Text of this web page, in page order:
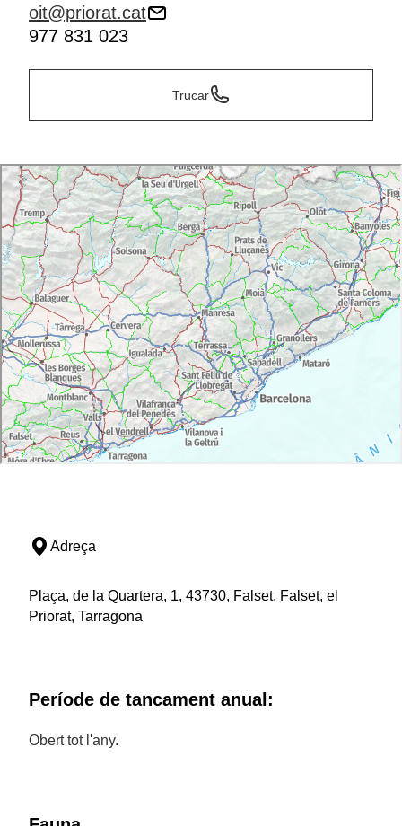
oit@priorat.cat
977 831 023
Trucar
Adreça
Plaça, de la Quartera, 1, 43730, Falset, Falset, el
Priorat, Tarragona
Període de tancament anual:
Obert tot l'any.